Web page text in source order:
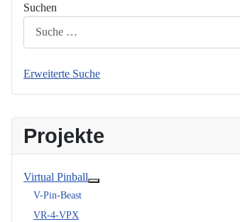
Projekte
Virtual Pinball
V-Pin-Beast
VR-4-VPX
Suchen
Erweiterte Suche